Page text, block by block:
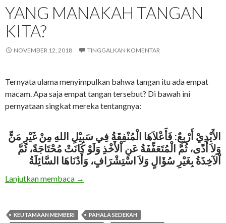
YANG MANAKAH TANGAN
KITA?
NOVEMBER 12, 2018 TINGGALKAN KOMENTAR
Ternyata ulama menyimpulkan bahwa tangan itu ada empat
macam. Apa saja empat tangan tersebut? Di bawah ini
pernyataan singkat mereka tentangnya:
الأَيْدِيْ أَرْبِعٌ: فَأَعْلاَهَا الْمُنْفِقَةُ فِي سَبِيْلِ اللهِ مِنْ غَيْرِ مَنٍّ
وَلاَ أَذًى، ثُمَّ الْمُتَعَفِّفَةُ عَنِ اْلأَخْذِ وَلَوْ كَانَتْ مُحْتَاجَةً، ثُمَّ
اْلآخِذَةُ بِغَيْرِ سُؤَالٍ وَلاَ اسْتِشْرَافٍ، وَأَدْنَاهَا السَّائِلَةُ
Lanjutkan membaca Yang Manakah Tangan Kita?
→
KEUTAMAAN MEMBERI
PAHALA SEDEKAH